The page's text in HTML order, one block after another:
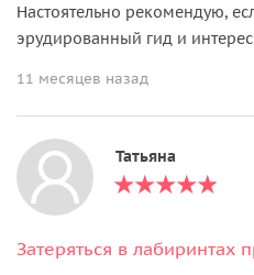
Настоятельно рекомендую,
эрудированный гид и
11 месяцев назад
Татьяна